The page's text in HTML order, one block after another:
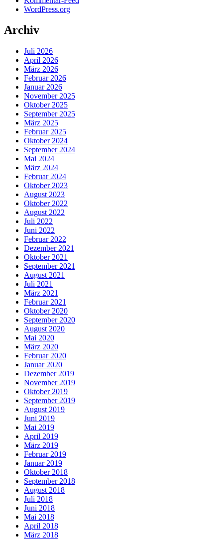
WordPress.org
Archiv
Juli 2026
April 2026
März 2026
Februar 2026
Januar 2026
November 2025
Oktober 2025
September 2025
März 2025
Februar 2025
Oktober 2024
September 2024
Mai 2024
März 2024
Februar 2024
Oktober 2023
August 2023
Oktober 2022
August 2022
Juli 2022
Juni 2022
Februar 2022
Dezember 2021
Oktober 2021
September 2021
August 2021
Juli 2021
März 2021
Februar 2021
Oktober 2020
September 2020
August 2020
Mai 2020
März 2020
Februar 2020
Januar 2020
Dezember 2019
November 2019
Oktober 2019
September 2019
August 2019
Juni 2019
Mai 2019
April 2019
März 2019
Februar 2019
Januar 2019
Oktober 2018
September 2018
August 2018
Juli 2018
Juni 2018
Mai 2018
April 2018
März 2018